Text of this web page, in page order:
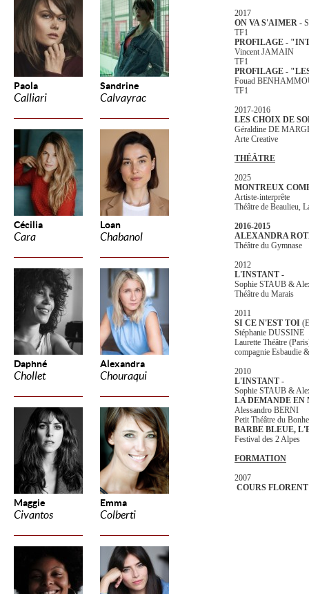
Paola
Calliari
Sandrine
Calvayrac
Cécilia
Cara
Loan
Chabanol
Daphné
Chollet
Alexandra
Chouraqui
Maggie
Civantos
Emma
Colberti
2017
ON VA S'AIMER -
TF1
PROFILAGE -
Vincent JAMAIN
TF1
PROFILAGE -
Fouad
TF1
2017-2016
LES CHOIX DE
Géraldine DE
Arte Creative
THÉÂTRE
2025
MONTREUX
Artiste-interprête
Théâtre de Beaulieu,
2016-2015
ALEXANDRA
Théâtre du Gymnase
2012
L'INSTANT -
Sophie STAUB &
Théâtre du Marais
2011
SI CE N'EST TOI
Stéphanie DUSSINE
Laurette Théâtre
compagnie Esbaudie
2010
L'INSTANT -
Sophie STAUB &
LA DEMANDE EN
Alessandro BERNI
Petit Théâtre du
BARBE BLEUE,
Festival des 2 Alpes
FORMATION
2007
COURS